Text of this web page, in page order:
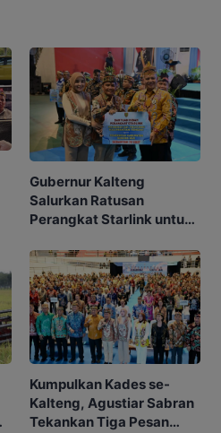
Gubernur Kalteng
Salurkan Ratusan
Perangkat Starlink untuk
Kumpulkan Kades se-
Kalteng, Agustiar Sabran
Tekankan Tiga Pesan